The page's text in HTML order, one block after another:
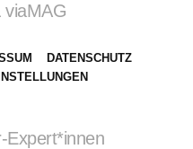
viaMAG
DATENSCHUTZ
Expert*innen